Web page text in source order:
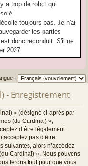
a trop de robot qui
toujours pas. Je n'ai
les parties
donc reconduit. S'il ne
2027.
:
- Enregistrement
» (désigné ci-après par
(du Cardinal) »,
d’être légalement
pas d’être
suivantes, alors n’accédez
Cardinal) ». Nous pouvons
ferons tout pour que vous